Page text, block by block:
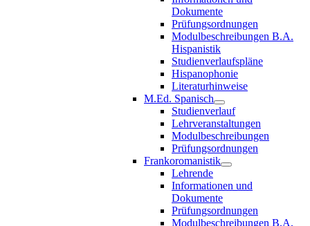
Dokumente
Prüfungsordnungen
Modulbeschreibungen B.A.
Hispanistik
Studienverlaufspläne
Hispanophonie
Literaturhinweise
M.Ed. Spanisch
Studienverlauf
Lehrveranstaltungen
Modulbeschreibungen
Prüfungsordnungen
Frankoromanistik
Lehrende
Informationen und
Dokumente
Prüfungsordnungen
Modulbeschreibungen B.A.